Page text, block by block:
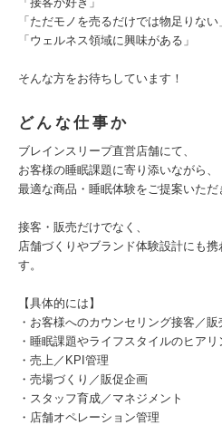
「ただモノを売るだけでは物足りない
「ウェルネス領域に興味がある」
そんな方をお待ちしています！
どんな仕事か
ブレインスリープ直営店舗にて、
お客様の睡眠課題に寄り添いながら、
最適な商品・睡眠体験をご提案いただ
接客・販売だけでなく、
店舗づくりやブランド体験設計にも
す。
【具体的には】
・お客様へのカウンセリング接客／販
・睡眠課題やライフスタイルのヒアリ
・売上／KPI管理
・売場づくり／販促企画
・スタッフ育成／マネジメント
・店舗オペレーション管理